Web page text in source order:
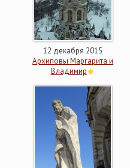
12 декабря 2015
Архиповы Маргарита и
Владимир